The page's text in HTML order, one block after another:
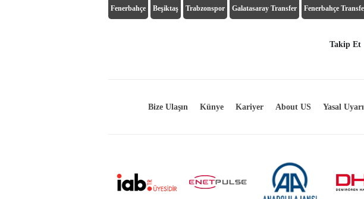
Fenerbahçe Beşiktaş Trabzonspor Galatasaray Transfer Fenerbahçe
Takip Et
Bize Ulaşın Künye Kariyer About US Yasal Uyarı